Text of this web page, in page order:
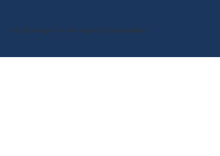
© 2026 Yuriage Port Morning Market Cooperative